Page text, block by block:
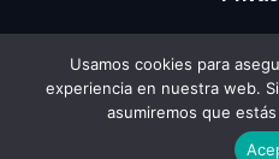
© 2026
Usamos cookies para
experiencia en nuestra web.
asumiremos que